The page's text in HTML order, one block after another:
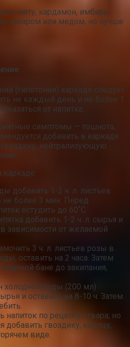
мяту, кардамон, имбирь.
сахаром или медом, но лучше
(гипотонии) каркаде следует
не каждый день и не более 1
от напитка.
симптомы — тошнота,
добавить в каркаде
нейтрализующую
каркаде:
добавить 1-2 ч. л. листьев
не более 3 мин. Перед
остудить до 60˚С.
добавить 1-2 ч. л. сырья и
зависимости от желаемой
3 ч. л. листьев розы в
оставить на 2 часа. Затем
водяной бане до закипания,
холодной воды (200 мл)
и оставить на 8-10 ч. Затем
напиток по рецепту отвара, но
добавить гвоздику, корицу,
виде.